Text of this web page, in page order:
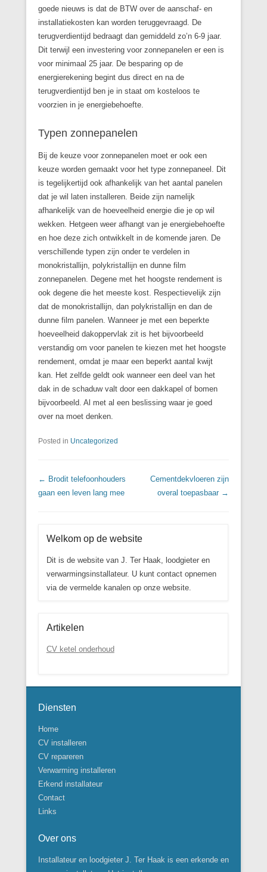
goede nieuws is dat de BTW over de aanschaf- en
installatiekosten kan worden teruggevraagd. De
terugverdientijd bedraagt dan gemiddeld zo’n 6-9 jaar.
Dit terwijl een investering voor zonnepanelen er een is
voor minimaal 25 jaar. De besparing op de
energierekening begint dus direct en na de
terugverdientijd ben je in staat om kosteloos te
voorzien in je energiebehoefte.
Typen zonnepanelen
Bij de keuze voor zonnepanelen moet er ook een
keuze worden gemaakt voor het type zonnepaneel. Dit
is tegelijkertijd ook afhankelijk van het aantal panelen
dat je wil laten installeren. Beide zijn namelijk
afhankelijk van de hoeveelheid energie die je op wil
wekken. Hetgeen weer afhangt van je energiebehoefte
en hoe deze zich ontwikkelt in de komende jaren. De
verschillende typen zijn onder te verdelen in
monokristallijn, polykristallijn en dunne film
zonnepanelen. Degene met het hoogste rendement is
ook degene die het meeste kost. Respectievelijk zijn
dat de monokristallijn, dan polykristallijn en dan de
dunne film panelen. Wanneer je met een beperkte
hoeveelheid dakoppervlak zit is het bijvoorbeeld
verstandig om voor panelen te kiezen met het hoogste
rendement, omdat je maar een beperkt aantal kwijt
kan. Het zelfde geldt ook wanneer een deel van het
dak in de schaduw valt door een dakkapel of bomen
bijvoorbeeld. Al met al een beslissing waar je goed
over na moet denken.
Posted in Uncategorized
Post navigation
← Brodit telefoonhouders
gaan een leven lang mee
Cementdekvloeren zijn
overal toepasbaar →
Welkom op de website
Dit is de website van J. Ter Haak, loodgieter en
verwarmingsinstallateur. U kunt contact opnemen
via de vermelde kanalen op onze website.
Artikelen
CV ketel onderhoud
Diensten
Home
CV installeren
CV repareren
Verwarming installeren
Erkend installateur
Contact
Links
Over ons
Installateur en loodgieter J. Ter Haak is een erkende en